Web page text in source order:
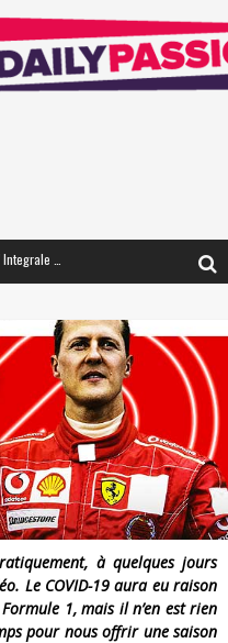
« The Broken Ring / This Mariage Will Fail Anyway » (Tome 2) – Préparer sa vengeance…
« Le Béton et le Bambou / Propositions pour Mayotte et le Monde. » - Améliorations !
PsyRiver 2026 : la magie revient sur les rives de l’Aar
« MOFUSAND / Parler Japonais » – Des Expressions Pratiques !
« Dr Wertham / L’homme qui étudia les tueurs en série » - Un Métier à Risque !
Assassin's Creed Black Flag Resynced
« Le Vent dand les Saules » - Une Belle Histoire !
à quelques jours
Le COVID-19 aura eu raison
1, mais il n’en est rien
pour nous offrir une saison